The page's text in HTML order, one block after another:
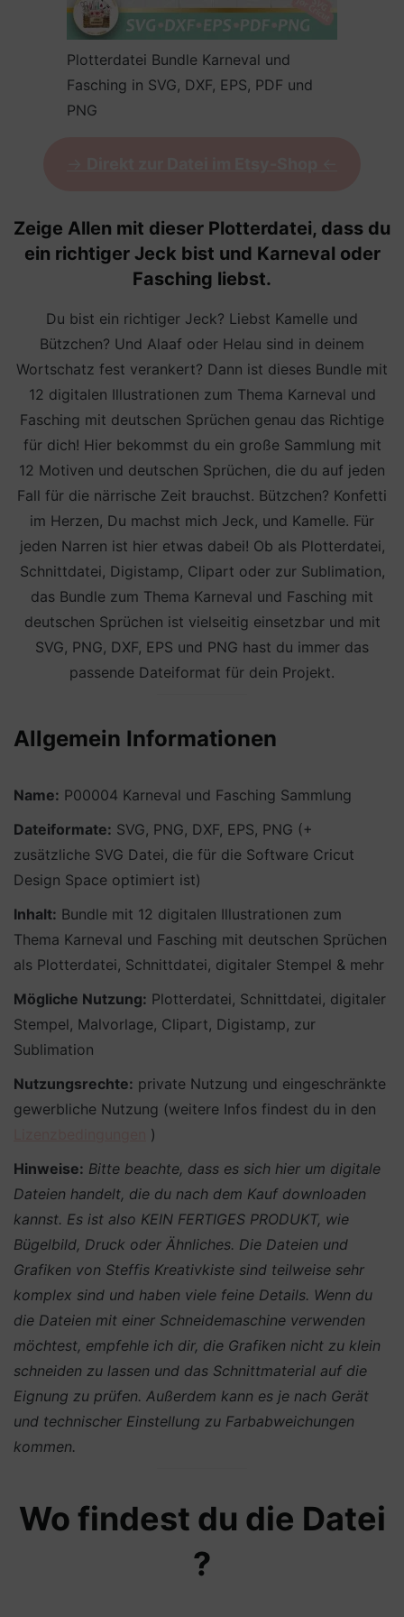
Plotterdatei Bundle Karneval und
Fasching in SVG, DXF, EPS, PDF und
PNG
Zeige Allen mit dieser Plotterdatei, dass du
ein richtiger Jeck bist und Karneval oder
Fasching liebst.
Du bist ein richtiger Jeck? Liebst Kamelle und
Bützchen? Und Alaaf oder Helau sind in deinem
Wortschatz fest verankert? Dann ist dieses Bundle mit
12 digitalen Illustrationen zum Thema Karneval und
Fasching mit deutschen Sprüchen genau das Richtige
für dich! Hier bekommst du ein große Sammlung mit
12 Motiven und deutschen Sprüchen, die du auf jeden
Fall für die närrische Zeit brauchst. Bützchen? Konfetti
im Herzen, Du machst mich Jeck, und Kamelle. Für
jeden Narren ist hier etwas dabei! Ob als Plotterdatei,
Schnittdatei, Digistamp, Clipart oder zur Sublimation,
das Bundle zum Thema Karneval und Fasching mit
deutschen Sprüchen ist vielseitig einsetzbar und mit
SVG, PNG, DXF, EPS und PNG hast du immer das
passende Dateiformat für dein Projekt.
Allgemein Informationen
Name: P00004 Karneval und Fasching Sammlung
Dateiformate: SVG, PNG, DXF, EPS, PNG (+
zusätzliche SVG Datei, die für die Software Cricut
Design Space optimiert ist)
Inhalt: Bundle mit 12 digitalen Illustrationen zum
Thema Karneval und Fasching mit deutschen Sprüchen
als Plotterdatei, Schnittdatei, digitaler Stempel & mehr
Mögliche Nutzung: Plotterdatei, Schnittdatei, digitaler
Stempel, Malvorlage, Clipart, Digistamp, zur
Sublimation
Nutzungsrechte: private Nutzung und eingeschränkte
gewerbliche Nutzung (weitere Infos findest du in den
)
Hinweise: Bitte beachte, dass es sich hier um digitale
Dateien handelt, die du nach dem Kauf downloaden
kannst. Es ist also KEIN FERTIGES PRODUKT, wie
Bügelbild, Druck oder Ähnliches. Die Dateien und
Grafiken von Steffis Kreativkiste sind teilweise sehr
komplex sind und haben viele feine Details. Wenn du
die Dateien mit einer Schneidemaschine verwenden
möchtest, empfehle ich dir, die Grafiken nicht zu klein
schneiden zu lassen und das Schnittmaterial auf die
Eignung zu prüfen. Außerdem kann es je nach Gerät
und technischer Einstellung zu Farbabweichungen
kommen.
Wo findest du die Datei
?